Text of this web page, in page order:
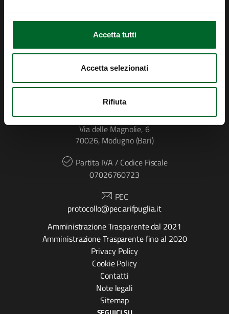
Accetta tutti
Accetta selezionati
Rifiuta
CONTATTI
Indirizzo
Via delle Magnolie, 6
70026, Modugno (Bari)
Partita IVA / Codice Fiscale
07026760723
PEC
protocollo@pec.arifpuglia.it
Amministrazione Trasparente dal 2021
Amministrazione Trasparente fino al 2020
Privacy Policy
Cookie Policy
Contatti
Note legali
Sitemap